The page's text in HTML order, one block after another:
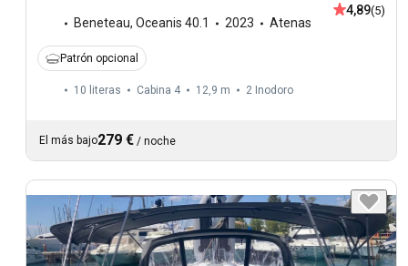
Beneteau, Oceanis 40.1 2023 Atenas
4,89(5)
Patrón opcional
10 literas Cabina 4 12,9 m 2 Inodoro
El más bajo279 € / noche